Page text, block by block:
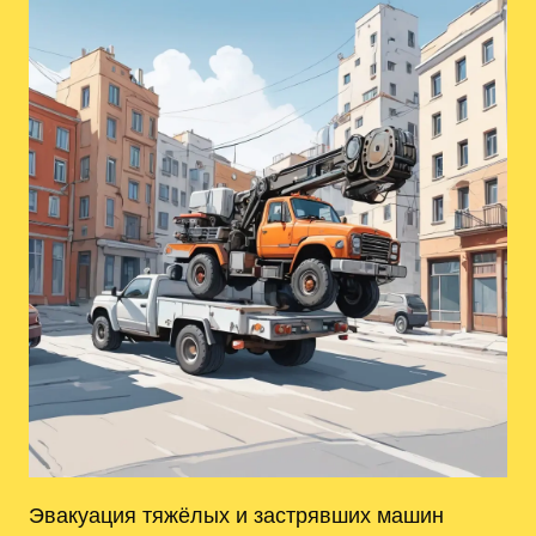
Эвакуация тяжёлых и застрявших машин